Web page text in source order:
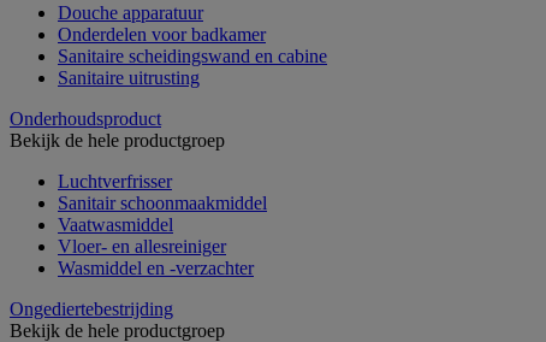
Douche apparatuur
Onderdelen voor badkamer
Sanitaire scheidingswand en cabine
Sanitaire uitrusting
Onderhoudsproduct
Bekijk de hele productgroep
Luchtverfrisser
Sanitair schoonmaakmiddel
Vaatwasmiddel
Vloer- en allesreiniger
Wasmiddel en -verzachter
Ongediertebestrijding
Bekijk de hele productgroep